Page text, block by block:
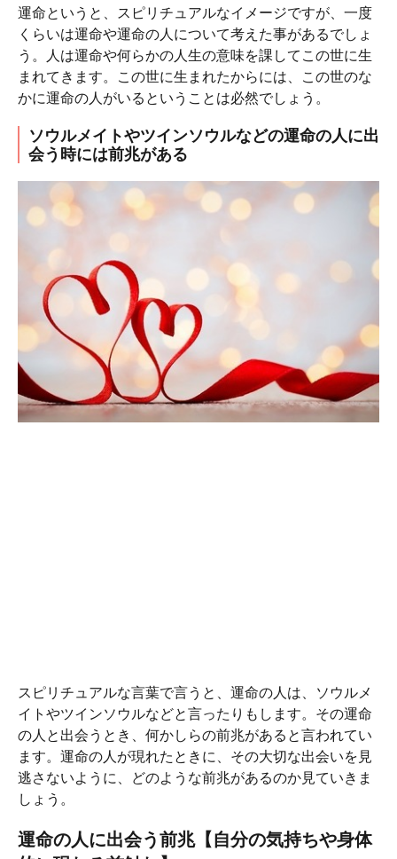
運命というと、スピリチュアルなイメージですが、一度
くらいは運命や運命の人について考えた事があるでしょ
う。人は運命や何らかの人生の意味を課してこの世に生
まれてきます。この世に生まれたからには、この世のな
かに運命の人がいるということは必然でしょう。
ソウルメイトやツインソウルなどの運命の人に出
会う時には前兆がある
スピリチュアルな言葉で言うと、運命の人は、ソウルメ
イトやツインソウルなどと言ったりもします。その運命
の人と出会うとき、何かしらの前兆があると言われてい
ます。運命の人が現れたときに、その大切な出会いを見
逃さないように、どのような前兆があるのか見ていきま
しょう。
運命の人に出会う前兆【自分の気持ちや身体